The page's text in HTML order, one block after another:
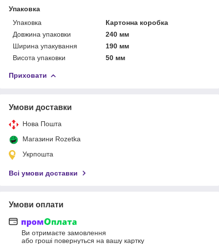
Упаковка
Упаковка
Картонна коробка
Довжина упаковки
240 мм
Ширина упакування
190 мм
Висота упаковки
50 мм
Приховати
Умови доставки
Нова Пошта
Магазини Rozetka
Укрпошта
Всі умови доставки
Умови оплати
Ви отримаєте замовлення
або гроші повернуться на вашу картку